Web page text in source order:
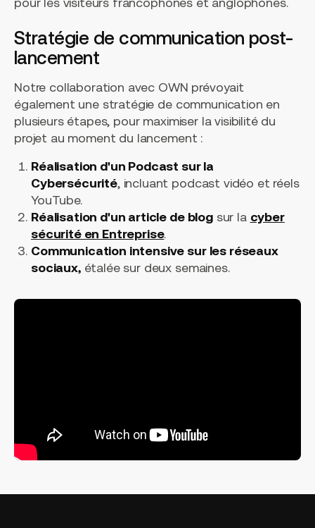
Stratégie de communication post-
lancement
Notre collaboration avec OWN prévoyait
également une stratégie de communication en
plusieurs étapes, pour maximiser la visibilité du
projet au moment du lancement :
Réalisation d'un Podcast sur la
Cybersécurité, incluant podcast vidéo et réels
YouTube.
Réalisation d'un article de blogsur la cyber
sécurité en Entreprise.
Communication intensive sur les réseaux
sociaux,étalée sur deux semaines.